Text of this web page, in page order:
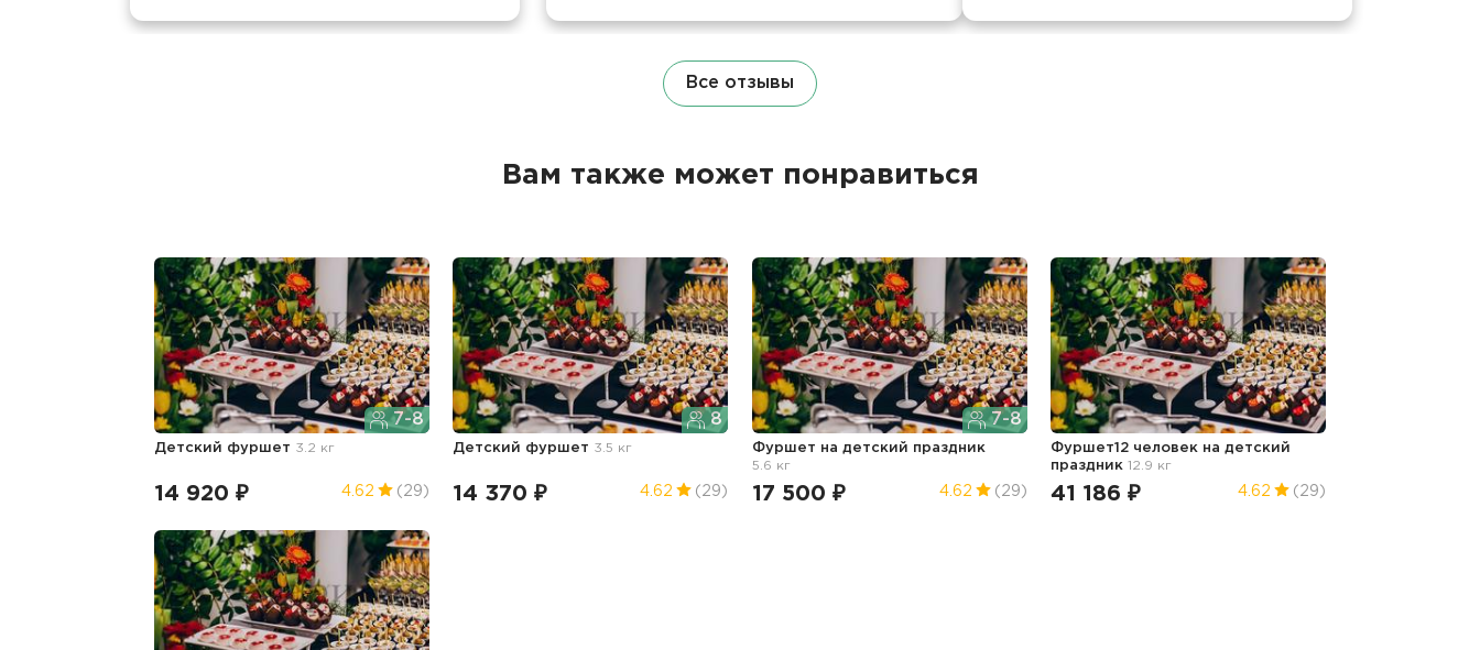
Все отзывы
Вам также может понравиться
7-8
Детский фуршет 3.2 кг
14 920 ₽ 4.62 (29)
8
Детский фуршет 3.5 кг
14 370 ₽ 4.62 (29)
7-8
Фуршет на детский праздник
5.6 кг
17 500 ₽ 4.62 (29)
Фуршет12 человек на детский
праздник 12.9 кг
41 186 ₽ 4.62 (29)